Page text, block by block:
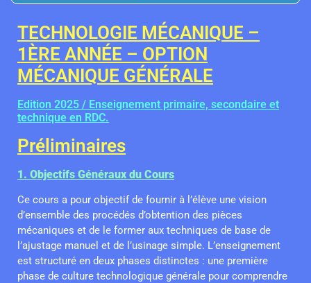
TECHNOLOGIE MÉCANIQUE –
1ÈRE ANNÉE – OPTION
MÉCANIQUE GÉNÉRALE
Edition 2025 / Enseignement primaire, secondaire et
technique en RDC.
Préliminaires
1. Objectifs Généraux du Cours
Ce cours a pour objectif de fournir à l’élève une vision
d’ensemble des procédés d’obtention des pièces
mécaniques et de le former aux techniques de base de
l’ajustage manuel et de l’usinage simple. L’enseignement
est structuré en deux phases distinctes : une première
phase de culture technologique générale pour comprendre